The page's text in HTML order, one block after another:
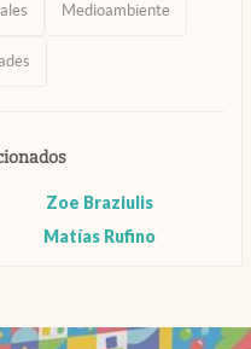
Medioambiente
Zoe Braziulis
Matías Rufino